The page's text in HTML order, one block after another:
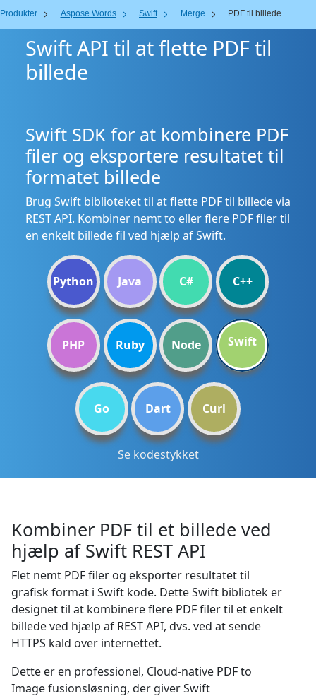
Produkter Aspose.Words Swift Merge PDF til billede
Swift API til at flette PDF til
billede
Swift SDK for at kombinere PDF
filer og eksportere resultatet til
formatet billede
Brug Swift biblioteket til at flette PDF til billede via
REST API. Kombiner nemt to eller flere PDF filer til
en enkelt billede fil ved hjælp af Swift.
Python Java C# C++
PHP Ruby Node Swift
Go Dart Curl
Se kodestykket
Kombiner PDF til et billede ved
hjælp af Swift REST API
Flet nemt PDF filer og eksporter resultatet til
grafisk format i Swift kode. Dette Swift bibliotek er
designet til at kombinere flere PDF filer til et enkelt
billede ved hjælp af REST API, dvs. ved at sende
HTTPS kald over internettet.
Dette er en professionel, Cloud-native PDF to
Image fusionsløsning, der giver Swift